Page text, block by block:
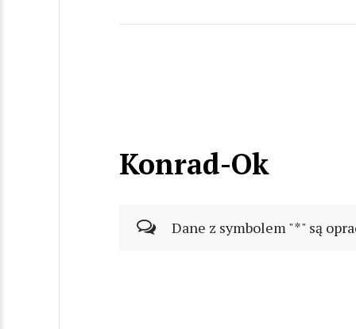
Konrad-Ok
Dane z symbolem "*" są